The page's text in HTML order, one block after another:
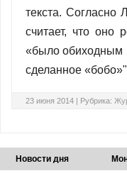
текста. Согласно
считает, что оно
«было обиходным
сде­ланное
23 июня 2014 | Рубрика:
Новости дня